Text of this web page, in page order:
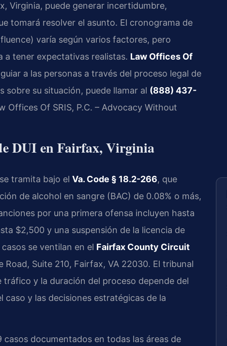
Virginia, puede generar incertidumbre,
tomará resolver el asunto. El cronograma de
varía según varios factores, pero
a tener expectativas realistas. Law Offices Of
a las personas a través del proceso legal de
sobre su situación, puede llamar al (888) 437-
Offices Of SRIS, P.C. – Advocacy Without
DUI en Fairfax, Virginia
tramita bajo el Va. Code § 18.2-266, que
de alcohol en sangre (BAC) de 0.08% o más,
por una primera ofensa incluyen hasta
$2,500 y una suspensión de la licencia de
se ventilan en el Fairfax County Circuit
Road, Suite 210, Fairfax, VA 22030. El tribunal
tráfico y la duración del proceso depende del
caso y las decisiones estratégicas de la
documentados en todas las áreas de